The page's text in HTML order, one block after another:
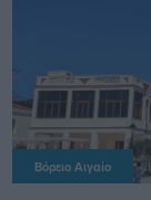
Βόρειο Αιγαίο